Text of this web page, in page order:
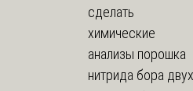
сделать
химические
анализы порошка
нитрида бора двух